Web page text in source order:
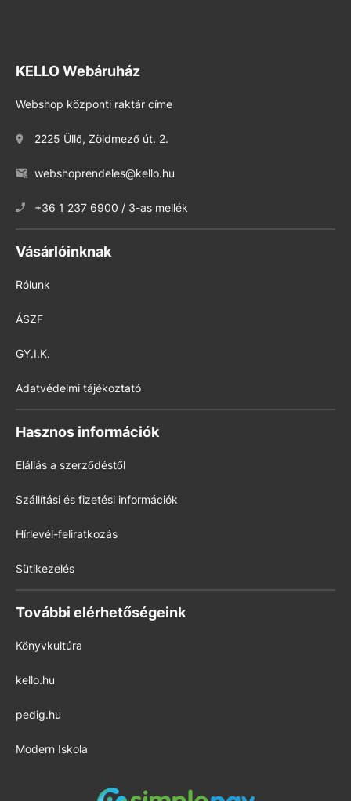
KELLO Webáruház
Webshop központi raktár címe
2225 Üllő, Zöldmező út. 2.
webshoprendeles@kello.hu
+36 1 237 6900 / 3-as mellék
Vásárlóinknak
Rólunk
ÁSZF
GY.I.K.
Adatvédelmi tájékoztató
Hasznos információk
Elállás a szerződéstől
Szállítási és fizetési információk
Hírlevél-feliratkozás
Sütikezelés
További elérhetőségeink
Könyvkultúra
kello.hu
pedig.hu
Modern Iskola